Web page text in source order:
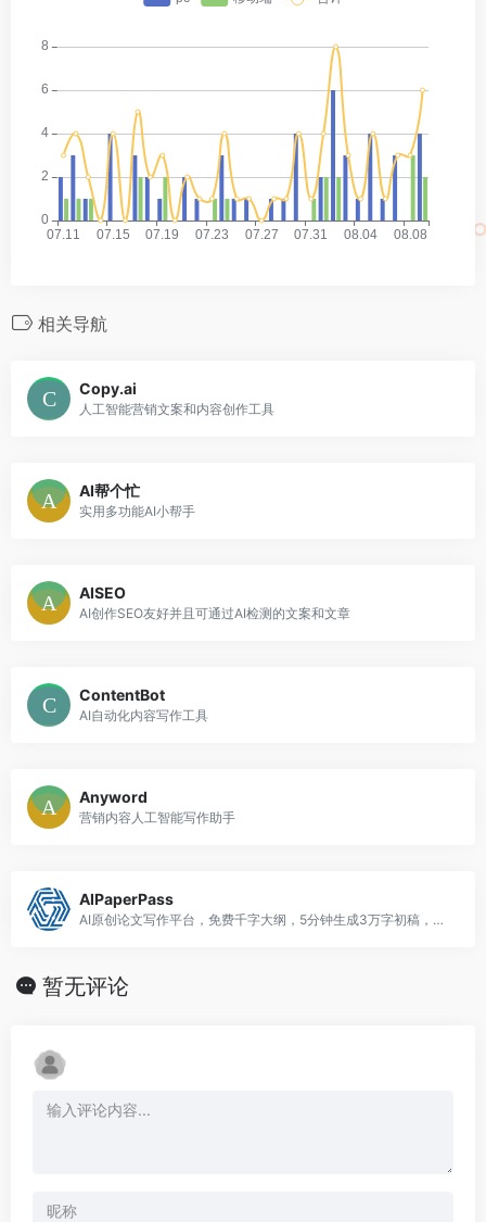
相关导航
Copy.ai
人工智能营销文案和内容创作工具
AI帮个忙
实用多功能AI小帮手
AISEO
AI创作SEO友好并且可通过AI检测的文案和文章
ContentBot
AI自动化内容写作工具
Anyword
营销内容人工智能写作助手
AIPaperPass
AI原创论文写作平台，免费千字大纲，5分钟生成3万字初稿，提供答辩汇报ppt、开题报告、任务书等，40篇真实中英文知网参考文献，重复率超过10%包退费。
暂无评论